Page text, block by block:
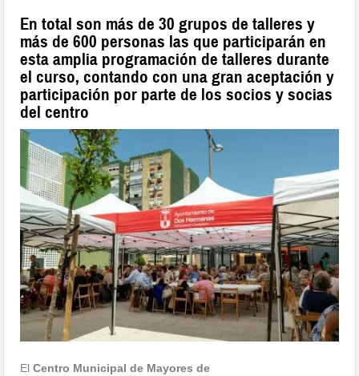
En total son más de 30 grupos de talleres y
más de 600 personas las que participarán en
esta amplia programación de talleres durante
el curso, contando con una gran aceptación y
participación por parte de los socios y socias
del centro
ElCentro Municipal de Mayores de